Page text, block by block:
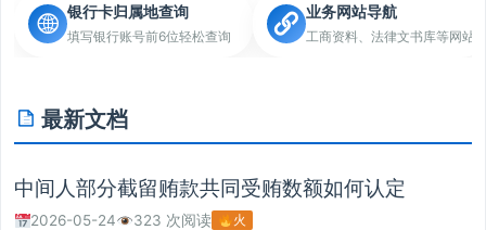
业务知识
业务软件
业务工具箱
银行卡归属地查询
填写银行账号前6位轻松查询
业务网站导航
工商资料、法律文书库等网站
最新文档
中间人部分截留贿款共同受贿数额如何认定
2026-05-24 323 次阅读 火